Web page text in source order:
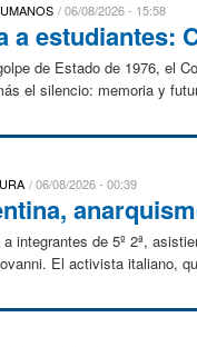
06/08/2026 - 15:58
a estudiantes:
de Estado de 1976, el
el silencio: memoria y
06/08/2026 - 00:39
a integrantes de 5º 2ª,
El activista italiano,